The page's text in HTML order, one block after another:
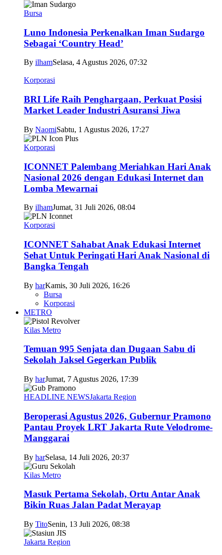
Bursa
Luno Indonesia Perkenalkan Iman Sudargo
Sebagai ‘Country Head’
By ilhamSelasa, 4 Agustus 2026, 07:32
Korporasi
BRI Life Raih Penghargaan, Perkuat Posisi
Market Leader Industri Asuransi Jiwa
By NaomiSabtu, 1 Agustus 2026, 17:27
Korporasi
ICONNET Palembang Meriahkan Hari Anak
Nasional 2026 dengan Edukasi Internet dan
Lomba Mewarnai
By ilhamJumat, 31 Juli 2026, 08:04
Korporasi
ICONNET Sahabat Anak Edukasi Internet
Sehat Untuk Peringati Hari Anak Nasional di
Bangka Tengah
By harKamis, 30 Juli 2026, 16:26
Bursa
Korporasi
METRO
Kilas Metro
Temuan 995 Senjata dan Dugaan Sabu di
Sekolah Jaksel Gegerkan Publik
By harJumat, 7 Agustus 2026, 17:39
HEADLINE NEWSJakarta Region
Beroperasi Agustus 2026, Gubernur Pramono
Pantau Proyek LRT Jakarta Rute Velodrome-
Manggarai
By harSelasa, 14 Juli 2026, 20:37
Kilas Metro
Masuk Pertama Sekolah, Ortu Antar Anak
Bikin Ruas Jalan Padat Merayap
By TitoSenin, 13 Juli 2026, 08:38
Jakarta Region